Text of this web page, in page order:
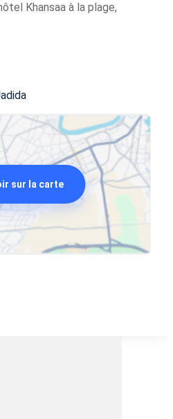
Khansaa à la plage,
sur la carte